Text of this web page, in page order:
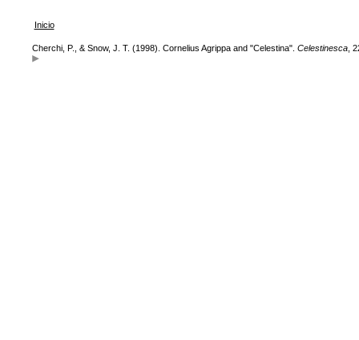
Inicio
Cherchi, P., & Snow, J. T. (1998). Cornelius Agrippa and "Celestina". Celestinesca,